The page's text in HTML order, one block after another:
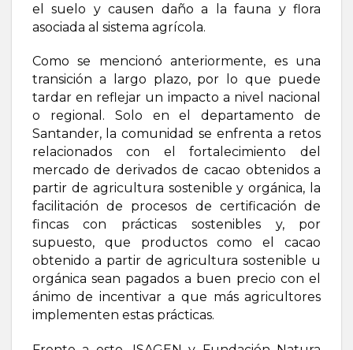
el suelo y causen daño a la fauna y flora
asociada al sistema agrícola.
Como se mencionó anteriormente, es una
transición a largo plazo, por lo que puede
tardar en reflejar un impacto a nivel nacional
o regional. Solo en el departamento de
Santander, la comunidad se enfrenta a retos
relacionados con el fortalecimiento del
mercado de derivados de cacao obtenidos a
partir de agricultura sostenible y orgánica, la
facilitación de procesos de certificación de
fincas con prácticas sostenibles y, por
supuesto, que productos como el cacao
obtenido a partir de agricultura sostenible u
orgánica sean pagados a buen precio con el
ánimo de incentivar a que más agricultores
implementen estas prácticas.